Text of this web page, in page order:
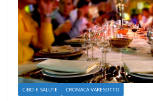
CIBO E SALUTE CRONACA VARESOTTO